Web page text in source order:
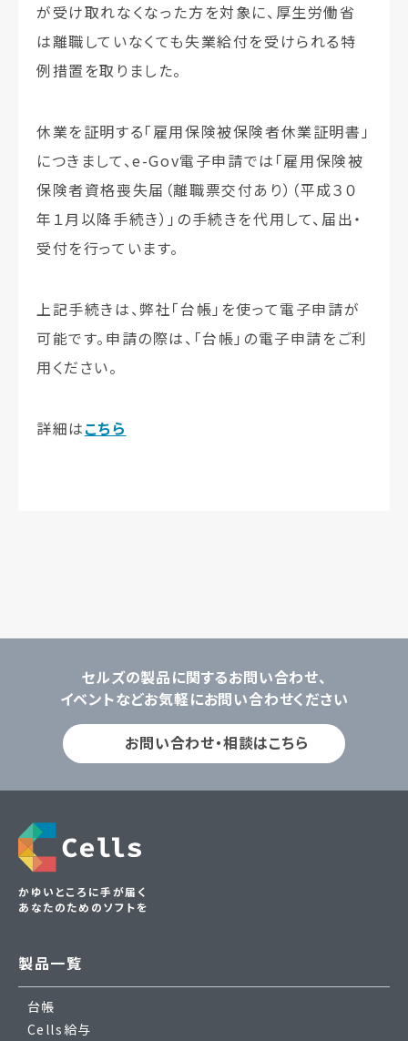
が受け取れなくなった方を対象に、厚生労働省
は離職していなくても失業給付を受けられる特
例措置を取りました。
休業を証明する「雇用保険被保険者休業証明書」
につきまして、e-Gov電子申請では「雇用保険被
保険者資格喪失届（離職票交付あり）（平成３０
年１月以降手続き）」の手続きを代用して、届出・
受付を行っています。
上記手続きは、弊社「台帳」を使って電子申請が
可能です。申請の際は、「台帳」の電子申請をご利
用ください。
詳細はこちら
セルズの製品に関するお問い合わせ、
イベントなどお気軽にお問い合わせください
お問い合わせ・相談はこちら
かゆいところに手が届く
あなたのためのソフトを
製品一覧
台帳
Cells給与